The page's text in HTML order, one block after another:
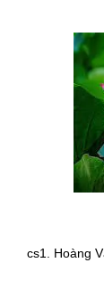
cs1. Hoàng